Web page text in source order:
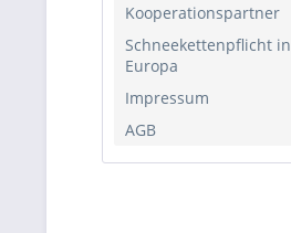
Kooperationspartner
Schneekettenpflicht in
Europa
Impressum
AGB